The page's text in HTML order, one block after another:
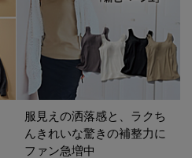
服見えの洒落感と、ラクち
んきれいな驚きの補整力に
ファン急増中